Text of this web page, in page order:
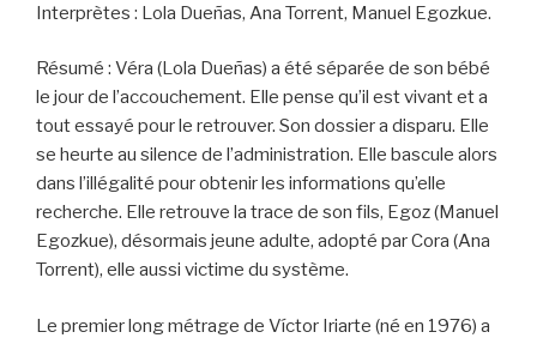
Interprètes : Lola Dueñas, Ana Torrent, Manuel Egozkue.
Résumé : Véra (Lola Dueñas) a été séparée de son bébé
le jour de l’accouchement. Elle pense qu’il est vivant et a
tout essayé pour le retrouver. Son dossier a disparu. Elle
se heurte au silence de l’administration. Elle bascule alors
dans l’illégalité pour obtenir les informations qu’elle
recherche. Elle retrouve la trace de son fils, Egoz (Manuel
Egozkue), désormais jeune adulte, adopté par Cora (Ana
Torrent), elle aussi victime du système.
Le premier long métrage de Víctor Iriarte (né en 1976) a